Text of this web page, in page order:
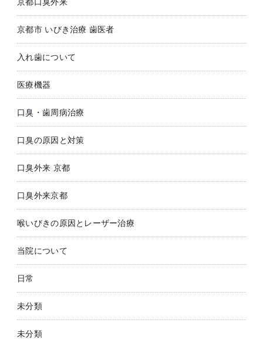
京都市 いびき治療 歯医者
入れ歯について
医療機器
口臭・歯周病治療
口臭の原因と対策
口臭外来 京都
口臭外来京都
喉いびきの原因とレーザー治療
当院について
日常
未分類
未分類